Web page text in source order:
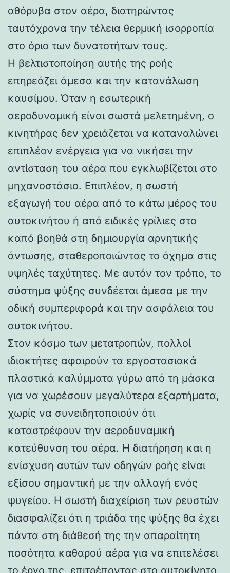
αθόρυβα στον αέρα, διατηρώντας
ταυτόχρονα την τέλεια θερμική ισορροπία
στο όριο των δυνατοτήτων τους.
Η βελτιστοποίηση αυτής της ροής
επηρεάζει άμεσα και την κατανάλωση
καυσίμου. Όταν η εσωτερική
αεροδυναμική είναι σωστά μελετημένη, ο
κινητήρας δεν χρειάζεται να καταναλώνει
επιπλέον ενέργεια για να νικήσει την
αντίσταση του αέρα που εγκλωβίζεται στο
μηχανοστάσιο. Επιπλέον, η σωστή
εξαγωγή του αέρα από το κάτω μέρος του
αυτοκινήτου ή από ειδικές γρίλιες στο
καπό βοηθά στη δημιουργία αρνητικής
άντωσης, σταθεροποιώντας το όχημα στις
υψηλές ταχύτητες. Με αυτόν τον τρόπο, το
σύστημα ψύξης συνδέεται άμεσα με την
οδική συμπεριφορά και την ασφάλεια του
αυτοκινήτου.
Στον κόσμο των μετατροπών, πολλοί
ιδιοκτήτες αφαιρούν τα εργοστασιακά
πλαστικά καλύμματα γύρω από τη μάσκα
για να χωρέσουν μεγαλύτερα εξαρτήματα,
χωρίς να συνειδητοποιούν ότι
καταστρέφουν την αεροδυναμική
κατεύθυνση του αέρα. Η διατήρηση και η
ενίσχυση αυτών των οδηγών ροής είναι
εξίσου σημαντική με την αλλαγή ενός
ψυγείου. Η σωστή διαχείριση των ρευστών
διασφαλίζει ότι η τριάδα της ψύξης θα έχει
πάντα στη διάθεσή της την απαραίτητη
ποσότητα καθαρού αέρα για να επιτελέσει
το έργο της, επιτρέποντας στο αυτοκίνητο